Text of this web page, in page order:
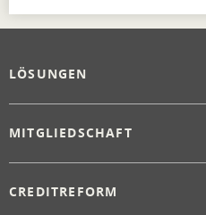
LÖSUNGEN
MITGLIEDSCHAFT
CREDITREFORM